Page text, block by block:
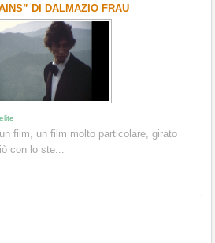
DI DALMAZIO FRAU
film, un film molto particolare, girato
con lo ste...